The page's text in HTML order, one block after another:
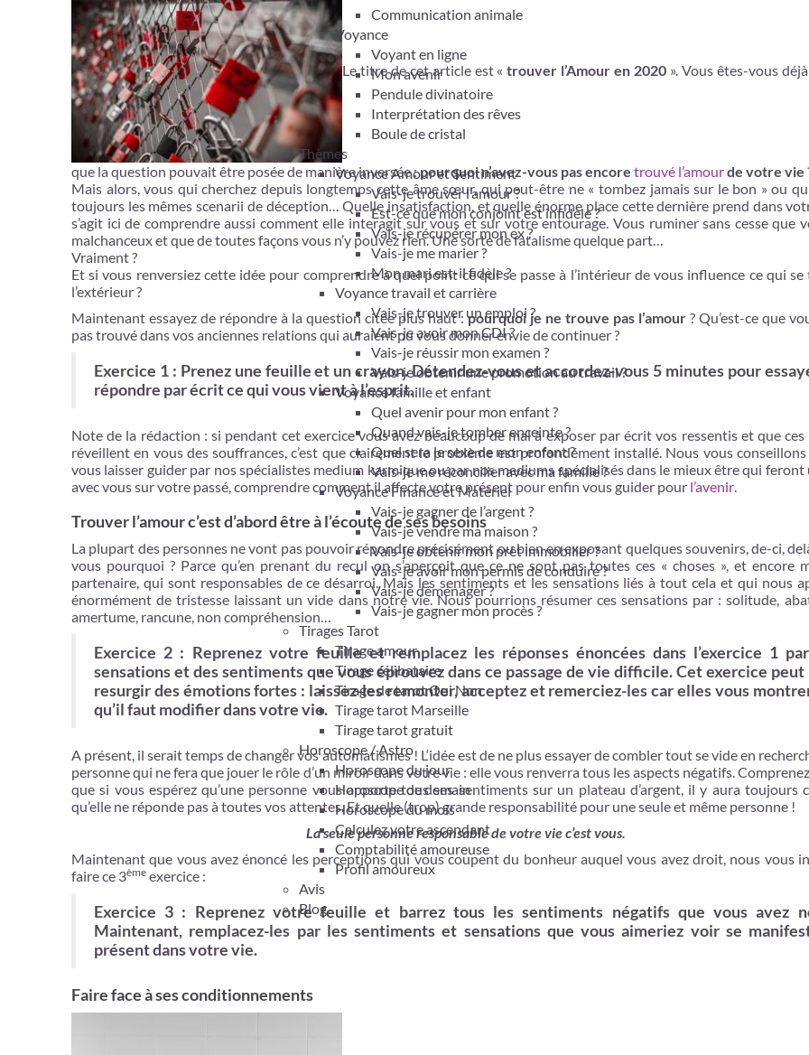
Communication animale
Voyance
Voyant en ligne
Mon avenir
Pendule divinatoire
Interprétation des rêves
Boule de cristal
Thèmes
Voyance Amour et Sentiment
Vais-je trouver l’amour ?
Est-ce que mon conjoint est infidèle ?
Vais-je récupérer mon ex ?
Vais-je me marier ?
Mon mari est-il fidèle ?
Voyance travail et carrière
Vais-je trouver un emploi ?
Vais-je avoir mon CDI ?
Vais-je réussir mon examen ?
Vais-je obtenir une promotion au travail ?
Voyance famille et enfant
Quel avenir pour mon enfant ?
Quand vais-je tomber enceinte ?
Quel sera le sexe de mon enfant ?
Vais-je me réconcilier avec ma famille ?
Voyance Finance et Matériel
Vais-je gagner de l’argent ?
Vais-je vendre ma maison ?
Vais-je obtenir mon prêt immobilier ?
Vais-je avoir mon permis de conduire ?
Vais-je déménager ?
Vais-je gagner mon procès ?
Tirages Tarot
Tirage amour
Tirage célibataire
Tirage de tarot Oui Non
Tirage tarot Marseille
Tirage tarot gratuit
Horoscope / Astro
Horoscope du jour
Horoscope de demain
Horoscope du mois
Calculez votre ascendant
Comptabilité amoureuse
Profil amoureux
Avis
Blog
Le titre de cet article est «trouver l’Amour en 2020 ». Vous êtes-vous
que la question pouvait être posée de manière inversée :pourquoi n’avez-vous pas encore trouvé l’amourde votre vie
Mais alors, vous qui cherchez depuis longtemps cette âme sœur, qui peut-être ne « tombez jamais sur le bon » ou
toujours les mêmes scenarii de déception… Quelle insatisfaction, et quelle énorme place cette dernière prend dans
s’agit ici de comprendre aussi comment elle interagit sur vous et sur votre entourage. Vous ruminer sans cesse que
malchanceux et que de toutes façons vous n’y pouvez rien. Une sorte de fatalisme quelque part…
Vraiment ?
Et si vous renversiez cette idée pour comprendre à quel point ce qui se passe à l’intérieur de vous influence ce qui se
l’extérieur ?
Maintenant essayez de répondre à la question citée plus haut :pourquoi je ne trouve pas l’amour ? Qu’est-ce que
pas trouvé dans vos anciennes relations qui auraient pu vous donner envie de continuer ?
Exercice 1 : Prenez une feuille et un crayon. Détendez-vous et accordez-vous 5 minutes pour
répondre par écrit ce qui vous vient à l’esprit.
Note de la rédaction : si pendant cet exercice vous avez beaucoup de mal à exposer par écrit vos ressentis et que
réveillent en vous des souffrances, c’est que clairement le problème est profondément installé. Nous vous
vous laisser guider par nos spécialistes medium karmique ou par nos mediums spécialisés dans le mieux être qui
avec vous sur votre passé, comprendre comment il affecte votre présent pour enfin vous guider pour l’avenir.
Trouver l’amour c’est d’abord être à l’écoute de ses besoins
La plupart des personnes ne vont pas pouvoir répondre précisément ou bien en exposant quelques souvenirs, de-ci,
vous pourquoi ? Parce qu’en prenant du recul on s’aperçoit que ce ne sont pas toutes ces « choses », et encore
partenaire, qui sont responsables de ce désarroi. Mais les sentiments et les sensations liés à tout cela et qui nous
énormément de tristesse laissant un vide dans notre vie. Nous pourrions résumer ces sensations par : solitude,
amertume, rancune, non compréhension…
Exercice 2 : Reprenez votre feuille et remplacez les réponses énoncées dans l’exercice 1
sensations et des sentiments que vous éprouvez dans ce passage de vie difficile. Cet exercice
resurgir des émotions fortes : laissez-les remonter, acceptez et remerciez-les car elles vous
qu’il faut modifier dans votre vie.
A présent, il serait temps de changer vos automatismes ! L‘idée est de ne plus essayer de combler tout se vide en
personne qui ne fera que jouer le rôle d’un miroir dans votre vie : elle vous renverra tous les aspects négatifs.
que si vous espérez qu’une personne vous apporte tous ses sentiments sur un plateau d’argent, il y aura toujours
qu’elle ne réponde pas à toutes vos attentes. Et quelle (trop) grande responsabilité pour une seule et même personne !
La seule personne responsable de votre vie c’est vous.
Maintenant que vous avez énoncé les perceptions qui vous coupent du bonheur auquel vous avez droit, nous vous
faire ce 3ème exercice :
Exercice 3 : Reprenez votre feuille et barrez tous les sentiments négatifs que vous avez
Maintenant, remplacez-les par les sentiments et sensations que vous aimeriez voir se
présent dans votre vie.
Faire face à ses conditionnements